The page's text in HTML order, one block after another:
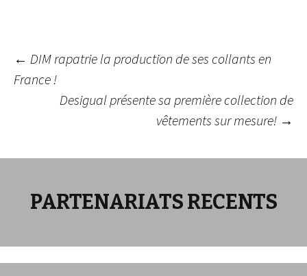
Navigation
articles
← DIM rapatrie la production de ses collants en
France !
Desigual présente sa première collection de
vêtements sur mesure! →
PARTENARIATS RECENTS